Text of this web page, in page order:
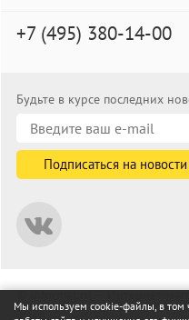
+7 (495) 380-14-00
Будьте в курсе последних
© informat.ru — Интернет-
2026
Мы используем cookie-файлы, в том